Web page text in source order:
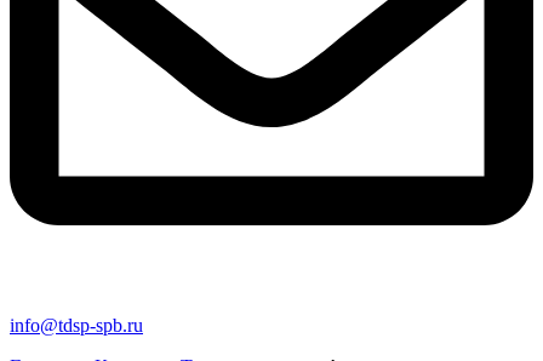
info@tdsp-spb.ru